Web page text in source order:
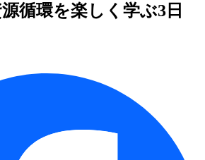
循環を楽しく学ぶ3日